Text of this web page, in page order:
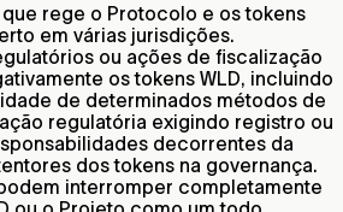
rege o Protocolo e os tokens
em várias jurisdições.
ou ações de fiscalização
os tokens WLD, incluindo
de determinados métodos de
regulatória exigindo registro ou
decorrentes da
dos tokens na governança.
interromper completamente